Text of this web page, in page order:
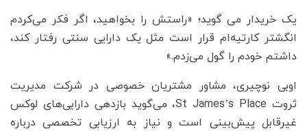
یک خریدار می گوید؛ «راستش را بخواهید، اگر فکر می‌کردم
انگشتر کارتیه‌ام قرار است مثل یک دارایی سنتی رفتار کند،
داشتم خودم را گول می‌زدم.»
اوبی نوچیری، مشاور مشتریان خصوصی در شرکت مدیریت
ثروت St James’s Place، می‌گوید بازدهی دارایی‌های لوکس
غیرقابل پیش‌بینی است و نیاز به ارزیابی تخصصی درباره